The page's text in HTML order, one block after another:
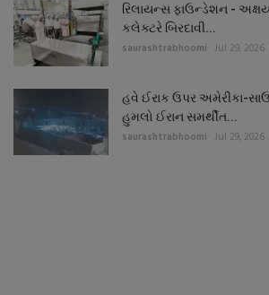
રિલાયન્સ ફાઉન્ડેશન -
કલેક્ટરે બિરદાવી...
saurashtrabhoomi Jul 29, 2026
હવે ઈરાક ઉપર અમેરીકા-
હુમલો ઈરાન સમર્થીત...
saurashtrabhoomi Jul 29, 2026